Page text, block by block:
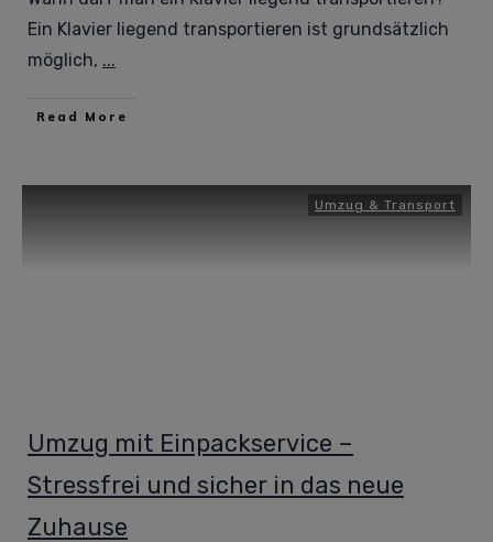
Ein Klavier liegend transportieren ist grundsätzlich
möglich, ...
Read More
Umzug & Transport
Umzug mit Einpackservice –
Stressfrei und sicher in das neue
Zuhause